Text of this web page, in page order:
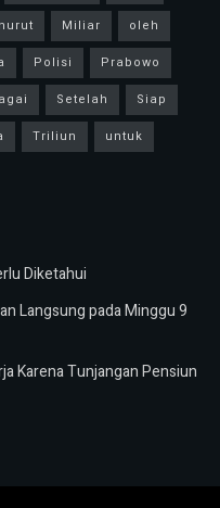
Miliar
oleh
Polisi
Prabowo
Setelah
Siap
Triliun
untuk
Diketahui
Langsung pada Minggu 9
Karena Tunjangan Pensiun